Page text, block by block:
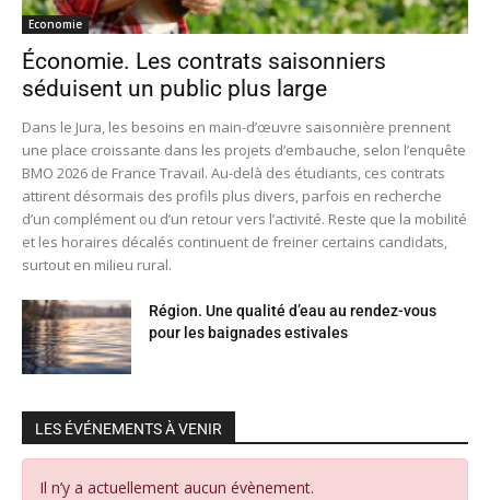
Economie
Économie. Les contrats saisonniers
séduisent un public plus large
Dans le Jura, les besoins en main-d’œuvre saisonnière prennent
une place croissante dans les projets d’embauche, selon l’enquête
BMO 2026 de France Travail. Au-delà des étudiants, ces contrats
attirent désormais des profils plus divers, parfois en recherche
d’un complément ou d’un retour vers l’activité. Reste que la mobilité
et les horaires décalés continuent de freiner certains candidats,
surtout en milieu rural.
Région. Une qualité d’eau au rendez-vous
pour les baignades estivales
LES ÉVÉNEMENTS À VENIR
Il n’y a actuellement aucun évènement.